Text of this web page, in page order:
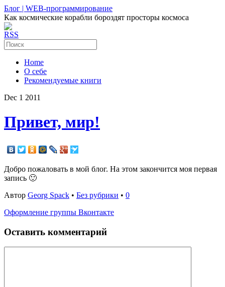
Блог | WEB-программирование
Как космические корабли бороздят просторы космоса
RSS
Home
О себе
Рекомендуемые книги
Dec 1 2011
Привет, мир!
Добро пожаловать в мой блог. На этом закончится моя первая
запись 🙂
Автор Georg Spack • Без рубрики • 0
Оформление группы Вконтакте
Оставить комментарий